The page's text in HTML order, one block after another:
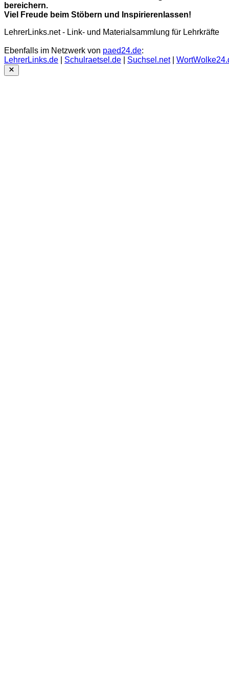
bereichern.
Viel Freude beim Stöbern und Inspirierenlassen!
LehrerLinks.net - Link- und Materialsammlung für Lehrkräfte
Ebenfalls im Netzwerk von paed24.de:
LehrerLinks.de
Schulraetsel.de Suchsel.net|
Close